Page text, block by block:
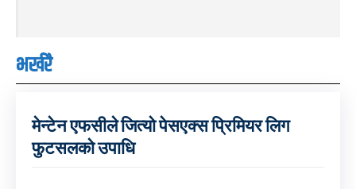
भर्खरै
मेन्टेन एफसीले जित्यो पेसएक्स प्रिमियर लिग
फुटसलको उपाधि